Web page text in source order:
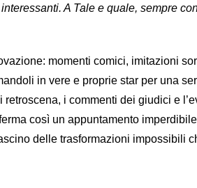
A Tale e quale, sempre
momenti comici, imitazioni
in vere e proprie star per una
i commenti dei giudici e
così un appuntamento
delle trasformazioni impossibili